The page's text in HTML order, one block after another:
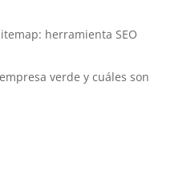
herramienta SEO
verde y cuáles son